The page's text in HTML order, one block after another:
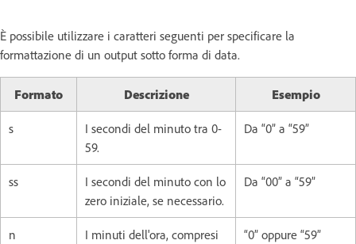
È possibile utilizzare i caratteri seguenti per specificare la
formattazione di un output sotto forma di data.
Formato Descrizione Esempio
s
I secondi del minuto tra 0-
59.
Da “0” a “59”
ss
I secondi del minuto con lo
zero iniziale, se necessario.
Da “00” a “59”
n
I minuti dell'ora, compresi
“0” oppure “59”